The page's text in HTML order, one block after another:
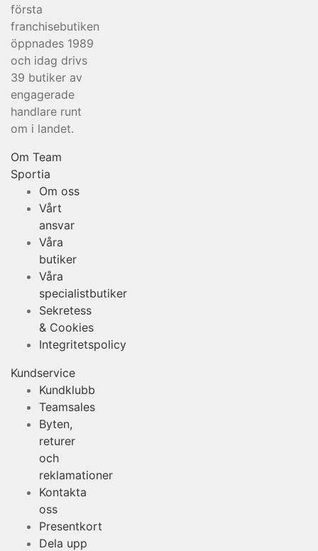
första
franchisebutiken
öppnades 1989
och idag drivs
39 butiker av
engagerade
handlare runt
om i landet.
Om Team
Sportia
Om oss
Vårt
ansvar
Våra
butiker
Våra
specialistbutiker
Sekretess
& Cookies
Integritetspolicy
Kundservice
Kundklubb
Teamsales
Byten,
returer
och
reklamationer
Kontakta
oss
Presentkort
Dela upp